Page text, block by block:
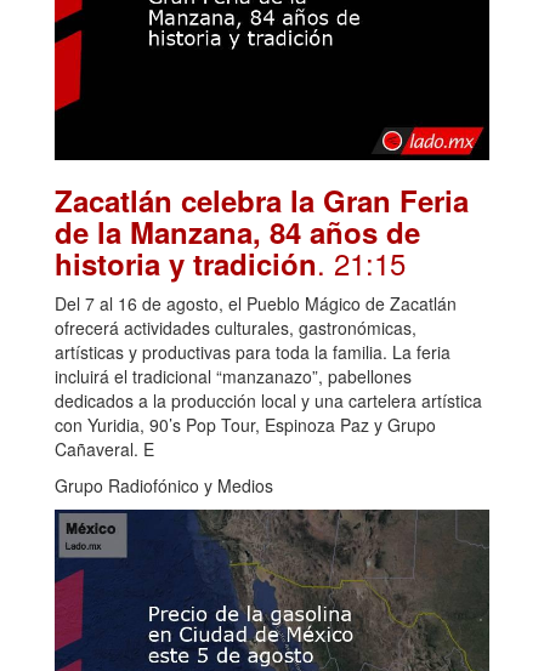
Zacatlán celebra la Gran Feria
de la Manzana, 84 años de
historia y tradición. 21:15
Del 7 al 16 de agosto, el Pueblo Mágico de Zacatlán
ofrecerá actividades culturales, gastronómicas,
artísticas y productivas para toda la familia. La feria
incluirá el tradicional “manzanazo”, pabellones
dedicados a la producción local y una cartelera artística
con Yuridia, 90’s Pop Tour, Espinoza Paz y Grupo
Cañaveral. E
Grupo Radiofónico y Medios